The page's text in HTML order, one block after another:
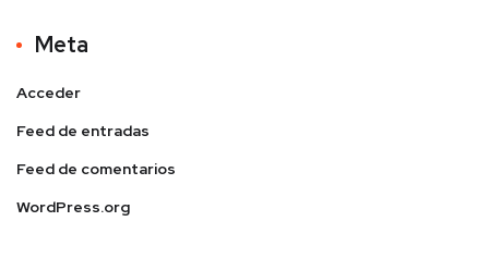
Meta
Acceder
Feed de entradas
Feed de comentarios
WordPress.org